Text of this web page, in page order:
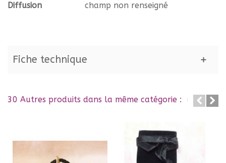
Diffusion
champ non renseigné
Fiche technique
30 Autres produits dans la même catégorie :